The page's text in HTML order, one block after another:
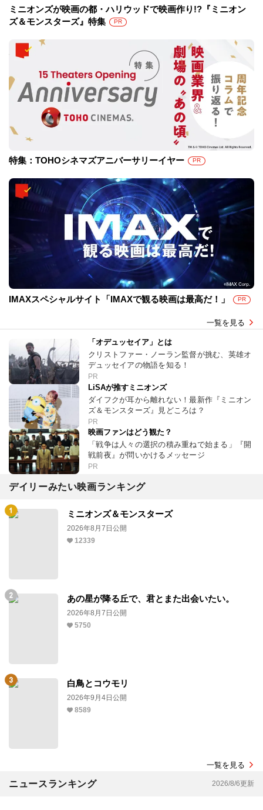
ミニオンズが映画の都・ハリウッドで映画作り!?『ミニオン
ズ＆モンスターズ』特集
PR
特集：TOHOシネマズアニバーサリーイヤー PR
IMAXスペシャルサイト「IMAXで観る映画は最高だ！」 PR
一覧を見る
「オデュッセイア」とは
クリストファー・ノーラン監督が挑む、英雄オ
デュッセイアの物語を知る！
PR
LiSAが推すミニオンズ
ダイフクが耳から離れない！最新作『ミニオン
ズ＆モンスターズ』見どころは？
PR
映画ファンはどう観た？
「戦争は人々の選択の積み重ねで始まる」『開
戦前夜』が問いかけるメッセージ
PR
デイリーみたい映画ランキング
ミニオンズ＆モンスターズ
2026年8月7日公開
12339
あの星が降る丘で、君とまた出会いたい。
2026年8月7日公開
5750
白鳥とコウモリ
2026年9月4日公開
8589
一覧を見る
ニュースランキング 2026/8/6更新